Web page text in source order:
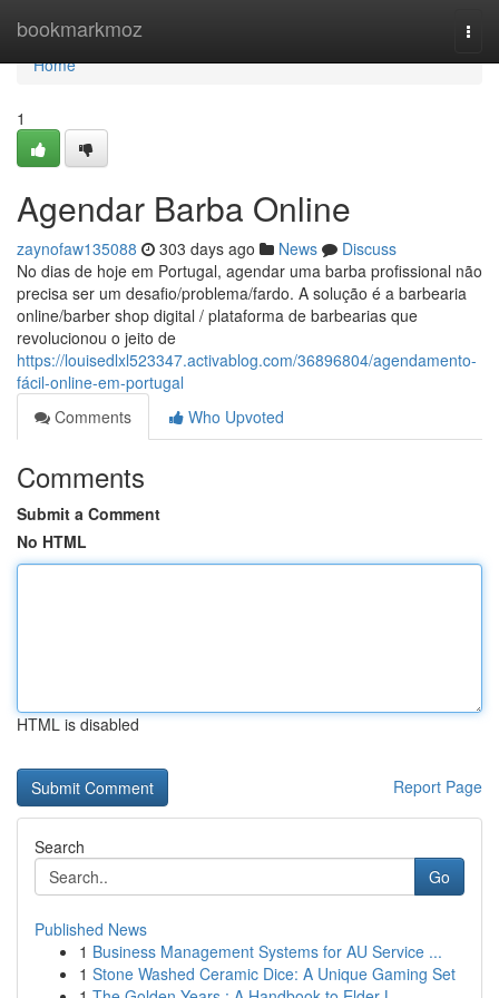
bookmarkmoz
Home
Home
1
Agendar Barba Online
zaynofaw135088 303 days ago News
Discuss
No dias de hoje em Portugal, agendar uma barba profissional não
precisa ser um desafio/problema/fardo. A solução é a barbearia
online/barber shop digital / plataforma de barbearias que
revolucionou o jeito de
https://louisedlxl523347.activablog.com/36896804/agendamento-
fácil-online-em-portugal
Comments
Who Upvoted
Comments
Submit a Comment
No HTML
HTML is disabled
Report Page
Search
Go
Published News
1 Business Management Systems for AU Service ...
1 Stone Washed Ceramic Dice: A Unique Gaming Set